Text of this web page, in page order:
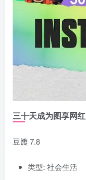
三十天成为图享网
豆瓣 7.8
类型: 社会生活